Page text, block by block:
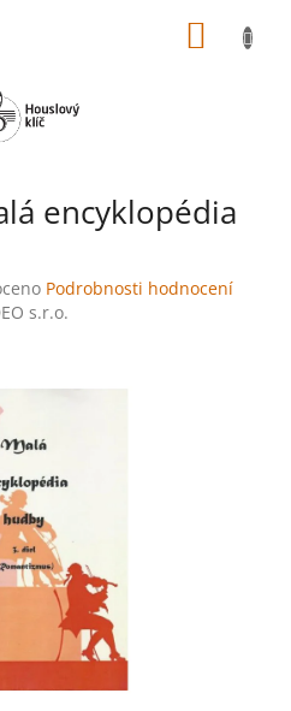
encyklopédia
Podrobnosti hodnocení
s.r.o.